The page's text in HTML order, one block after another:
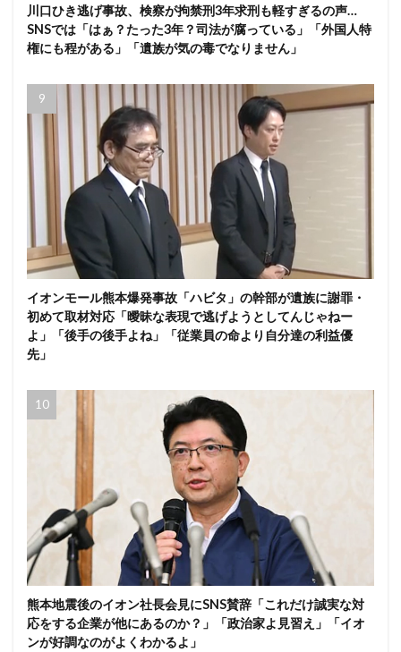
川口ひき逃げ事故、検察が拘禁刑3年求刑も軽すぎるの声…
SNSでは「はぁ？たった3年？司法が腐っている」「外国人特
権にも程がある」「遺族が気の毒でなりません」
イオンモール熊本爆発事故「ハビタ」の幹部が遺族に謝罪・
初めて取材対応「曖昧な表現で逃げようとしてんじゃねー
よ」「後手の後手よね」「従業員の命より自分達の利益優
先」
熊本地震後のイオン社長会見にSNS賛辞「これだけ誠実な対
応をする企業が他にあるのか？」「政治家よ見習え」「イオ
ンが好調なのがよくわかるよ」